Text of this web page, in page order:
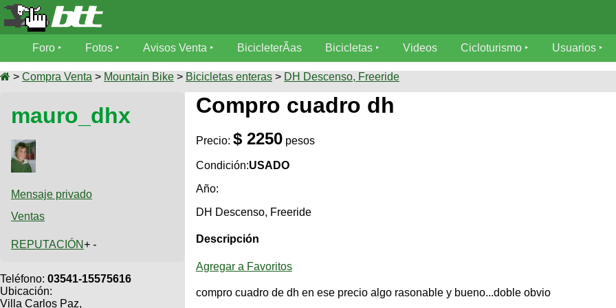
Foro
MecÃ¡nica
Fotos
SUBÃ
tu foto
Galeria
XC
Bicicletas
Viajes
Dirt
Avisos
Ventas
tu
Buscar
Fotos
BicicleterÃ­
Bicicletas
Tandem
Videos
Cicloturismo
Foro Fotos Avisos Venta BicicleterÃ­as Bicicletas Videos Cicloturismo Usuarios
> Compra Venta > Mountain Bike > Bicicletas enteras > DH Descenso, Freeride
mauro_dhx
Mensaje privado
Ventas
REPUTACIÓN + -
Teléfono: 03541-15575616
Ubicación:
Villa Carlos Paz,
Compro cuadro dh
Precio: $ 2250pesos
Condición:USADO
Año:
DH Descenso, Freeride
Descripción
Agregar a Favoritos
compro cuadro de dh en ese precio algo rasonable y bueno...doble obvio